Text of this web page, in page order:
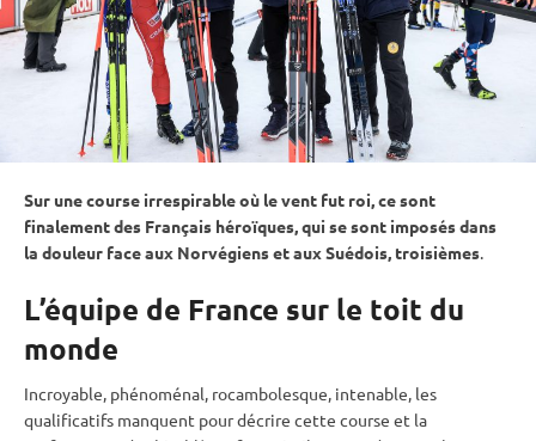
Sur une course irrespirable où le vent fut roi, ce sont
finalement des Français héroïques, qui se sont imposés dans
la douleur face aux Norvégiens et aux Suédois, troisièmes.
L’équipe de France sur le toit du
monde
Incroyable, phénoménal, rocambolesque, intenable, les
qualificatifs manquent pour décrire cette course et la